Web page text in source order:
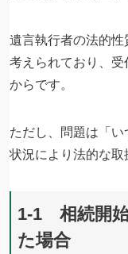
遺言執行者の法的性
考えられており、
からです。
ただし、問題は「い
状況により法的な取
1-1 相続開始
た場合